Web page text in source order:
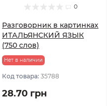
0
Разговорник в картинках
ИТАЛЬЯНСКИЙ ЯЗЫК
(750 слов)
Нет в наличии
Код товара: 35788
28.70 грн